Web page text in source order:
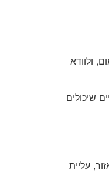
ולוודא
שיכולים
עליית